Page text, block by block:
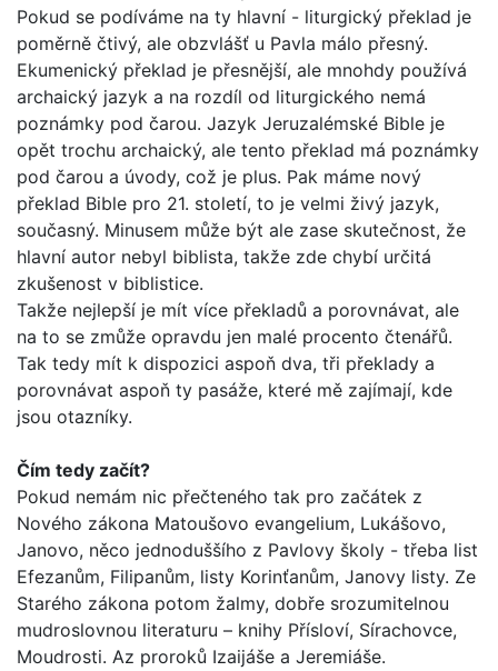
Pokud se podíváme na ty hlavní - liturgický překlad je
poměrně čtivý, ale obzvlášť u Pavla málo přesný.
Ekumenický překlad je přesnější, ale mnohdy používá
archaický jazyk a na rozdíl od liturgického nemá
poznámky pod čarou. Jazyk Jeruzalémské Bible je
opět trochu archaický, ale tento překlad má poznámky
pod čarou a úvody, což je plus. Pak máme nový
překlad Bib­le pro 21. století, to je velmi živý jazyk,
současný. Minusem může být ale zase skutečnost, že
hlavní autor nebyl biblista, takže zde chybí určitá
zkušenost v biblistice.
Takže nejlepší je mít více překladů a porovnávat, ale
na to se zmůže opravdu jen malé procento čtenářů.
Tak tedy mít k dis­pozici aspoň dva, tři překlady a
porovnávat aspoň ty pasáže, které mě zajímají, kde
jsou otazníky.
Čím tedy začít?
Pokud nemám nic přečteného tak pro začátek z
Nového záko­na Matoušovo evangelium, Lukášovo,
Janovo, něco jednoduš­šího z Pavlovy školy - třeba list
Efezanům, Filipanům, listy Korinťanům, Janovy listy. Ze
Starého zákona potom žalmy, dobře srozumitelnou
mudroslovnou literaturu – knihy Přísloví, Sírachovce,
Moudrosti. Az proroků Izaijáše a Jeremiáše.